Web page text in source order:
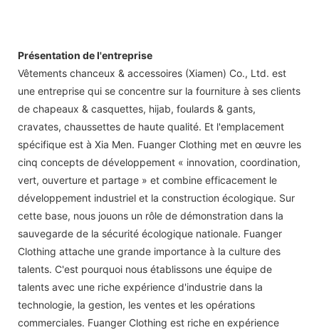
Présentation de l'entreprise
Vêtements chanceux & accessoires (Xiamen) Co., Ltd. est
une entreprise qui se concentre sur la fourniture à ses clients
de chapeaux & casquettes, hijab, foulards & gants,
cravates, chaussettes de haute qualité. Et l'emplacement
spécifique est à Xia Men. Fuanger Clothing met en œuvre les
cinq concepts de développement « innovation, coordination,
vert, ouverture et partage » et combine efficacement le
développement industriel et la construction écologique. Sur
cette base, nous jouons un rôle de démonstration dans la
sauvegarde de la sécurité écologique nationale. Fuanger
Clothing attache une grande importance à la culture des
talents. C'est pourquoi nous établissons une équipe de
talents avec une riche expérience d'industrie dans la
technologie, la gestion, les ventes et les opérations
commerciales. Fuanger Clothing est riche en expérience